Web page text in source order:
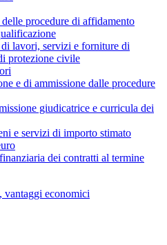
procedure di affidamento
lavori, servizi e forniture di
protezione civile
e di ammissione dalle procedure
giudicatrice e curricula dei
e servizi di importo stimato
dei contratti al termine
vantaggi economici